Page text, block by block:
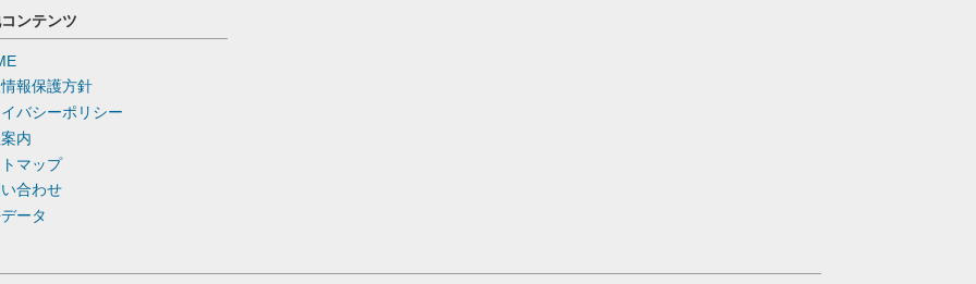
ンテンツ
報保護方針
バシーポリシー
内
マップ
合わせ
ータ